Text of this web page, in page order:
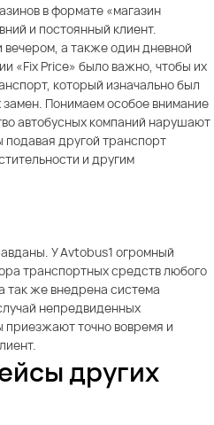
в формате «магазин
и постоянный клиент.
а также один дневной
«Fix Price» было важно, чтобы их
который изначально был
Понимаем особое внимание
автобусных компаний нарушают
подавая другой транспорт
и другим
У Avtobus1 огромный
транспортных средств любого
так же внедрена система
непредвиденных
приезжают точно вовремя и
других